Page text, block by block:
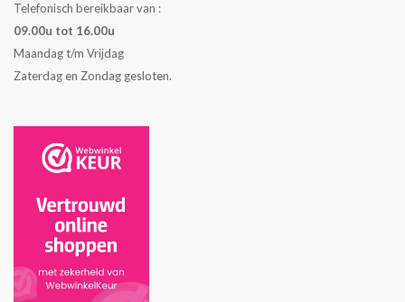
Telefonisch bereikbaar van :
09.00u tot 16.00u
Maandag t/m Vrijdag
Zaterdag en Zondag gesloten.